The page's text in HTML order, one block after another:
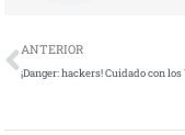
Ant
ANTERIOR